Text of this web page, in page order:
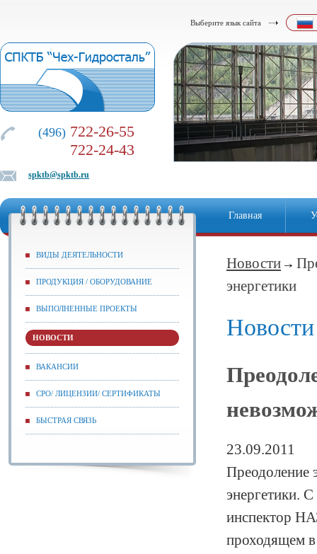
Выберите язык сайта
(496) 722-26-55
722-24-43
spktb@spktb.ru
Главная
ВИДЫ ДЕЯТЕЛЬНОСТИ
ПРОДУКЦИЯ / ОБОРУДОВАНИЕ
ВЫПОЛНЕННЫЕ ПРОЕКТЫ
НОВОСТИ
ВАКАНСИИ
СРО/ ЛИЦЕНЗИИ/ СЕРТИФИКАТЫ
БЫСТРАЯ СВЯЗЬ
Новости
энергетики
Новости
23.09.2011
Преодоление
энергетики.
инспектор
проходящем